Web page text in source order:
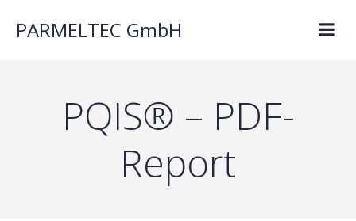
PARMELTEC GmbH
PQIS® – PDF-
Report